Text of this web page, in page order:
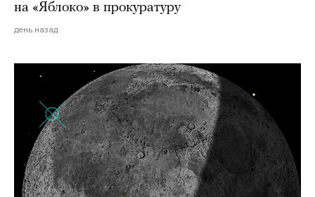
на «Яблоко» в прокуратуру
день назад